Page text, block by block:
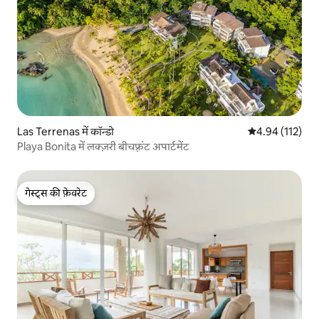
Las Terrenas में कॉन्डो औसत रेटिंग 5 में से
4.94 (112)
Playa Bonita में लक्ज़री बीचफ़्रंट अपार्टमेंट
गेस्ट्स की फ़ेवरेट
गेस्ट्स की फ़ेवरेट